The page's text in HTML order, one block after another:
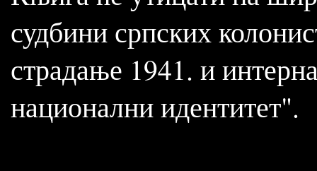
судбини српских
страдање 1941. и
национални идентитет".